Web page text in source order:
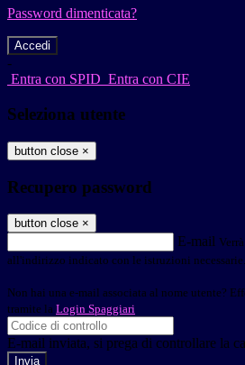
Password dimenticata?
-
Entra con SPID Entra con CIE
Seleziona utente
button close ×
Recupero password
button close ×
E-mail
all'indirizzo indicato con le istruzioni necessarie.
Non hai una e-mail associata al nome utente?
tramite la Login Spaggiari
E-mail inviata, si prega di controllare la